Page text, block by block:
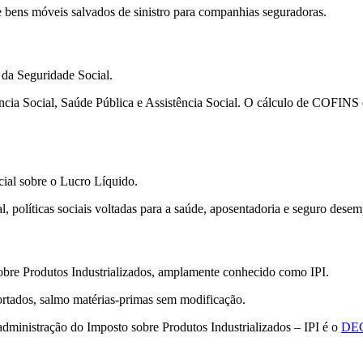
móveis salvados de sinistro para companhias seguradoras.
Seguridade Social.
Social, Saúde Pública e Assistência Social. O cálculo de
sobre o Lucro Líquido.
sociais voltadas para a saúde, aposentadoria e seguro
Produtos Industrializados, amplamente conhecido como IPI.
salmo matérias-primas sem modificação.
do Imposto sobre Produtos Industrializados – IPI é o